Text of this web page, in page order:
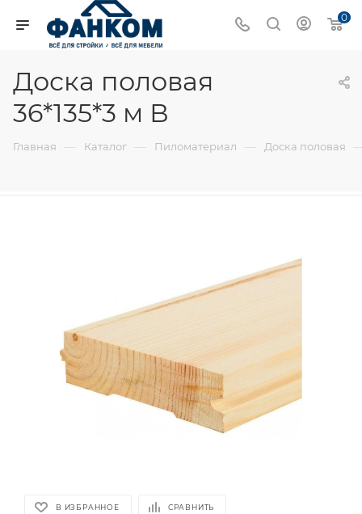
0
Доска половая
36*135*3 м В
Главная — Каталог — Пиломатериал — Доска половая
В ИЗБРАННОЕ СРАВНИТЬ